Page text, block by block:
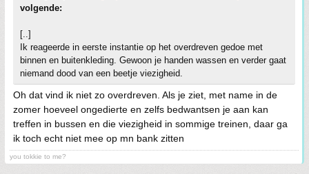
volgende:
[..]
Ik reageerde in eerste instantie op het overdreven gedoe met
binnen en buitenkleding. Gewoon je handen wassen en verder gaat
niemand dood van een beetje viezigheid.
Oh dat vind ik niet zo overdreven. Als je ziet, met name in de
zomer hoeveel ongedierte en zelfs bedwantsen je aan kan
treffen in bussen en die viezigheid in sommige treinen, daar ga
ik toch echt niet mee op mn bank zitten
you tokkie to me?